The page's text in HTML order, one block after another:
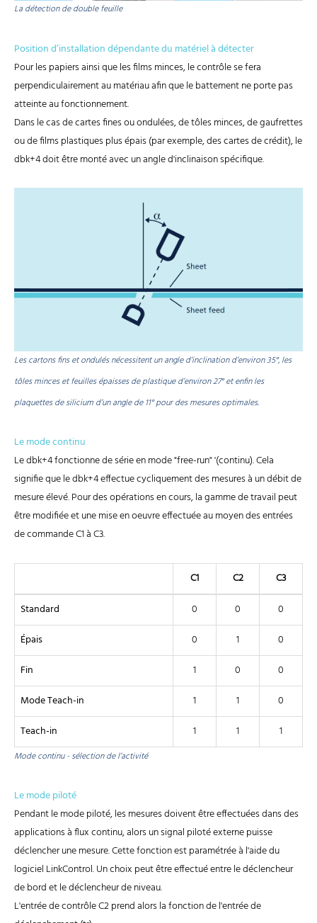
La détection de double feuille
Position d’installation dépendante du matériel à détecter
Pour les papiers ainsi que les films minces, le contrôle se fera
perpendiculairement au matériau afin que le battement ne porte pas
atteinte au fonctionnement.
Dans le cas de cartes fines ou ondulées, de tôles minces, de gaufrettes
ou de films plastiques plus épais (par exemple, des cartes de crédit), le
dbk+4 doit être monté avec un angle d'inclinaison spécifique.
Les cartons fins et ondulés nécessitent un angle d’inclination d’environ 35°, les
tôles minces et feuilles épaisses de plastique d’environ 27° et enfin les
plaquettes de silicium d’un angle de 11° pour des mesures optimales.
Le mode continu
Le dbk+4 fonctionne de série en mode "free-run" '(continu). Cela
signifie que le dbk+4 effectue cycliquement des mesures à un débit de
mesure élevé. Pour des opérations en cours, la gamme de travail peut
être modifiée et une mise en oeuvre effectuée au moyen des entrées
de commande C1 à C3.
C1 C2
C3
Standard
0 0
0
Épais
0 1
0
Fin
1 0
0
Mode Teach-in
1 1
0
Teach-in
1 1 1
Mode continu - sélection de l’activité
Le mode piloté
Pendant le mode piloté, les mesures doivent être effectuées dans des
applications à flux continu, alors un signal piloté externe puisse
déclencher une mesure. Cette fonction est paramétrée à l'aide du
logiciel LinkControl. Un choix peut être effectué entre le déclencheur
de bord et le déclencheur de niveau.
L'entrée de contrôle C2 prend alors la fonction de l'entrée de